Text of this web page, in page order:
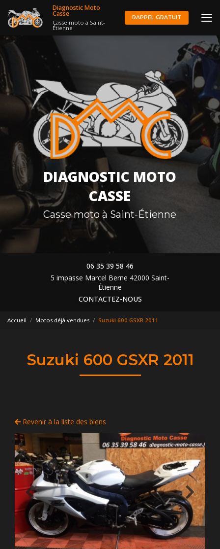
au
contenu
Diagnostic Moto
Casse
Casse moto à Saint-
Étienne
RAPPEL GRATUIT
DIAGNOSTIC MOTO
CASSE
Casse moto à Saint-Étienne
06 35 39 58 46
5 impasse Marcel Berne 42000 Saint-
Étienne
CONTACTEZ-NOUS
Accueil Motos déjà vendues Suzuki 600 GSXR 2011
Suzuki 600 GSXR 2011
Revenir à la liste des biens